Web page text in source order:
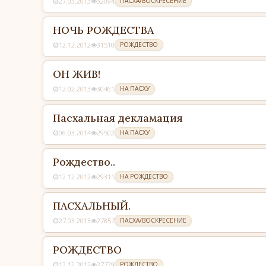
НОЧЬ РОЖДЕСТВА
12.12.2012 31510 РОЖДЕСТВО
ОН ЖИВ!
12.02.2013 30461 НА ПАСХУ
Пасхальная декламация
06.03.2014 29502 НА ПАСХУ
Рождество..
12.12.2012 29311 НА РОЖДЕСТВО
ПАСХАЛЬНЫЙ.
27.03.2013 27857 ПАСХА/ВОСКРЕСЕНИЕ
РОЖДЕСТВО
12.12.2012 27729 РОЖДЕСТВО